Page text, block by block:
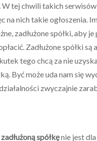
tej chwili takich
na nich takie ogłoszenia.
zadłużone spółki, aby
Zadłużone spółki
tego chcą za nie
Być może uda nam się
zwyczajnie
spółkęnie jest